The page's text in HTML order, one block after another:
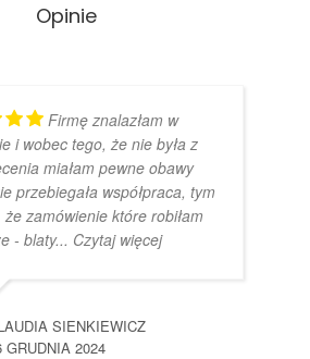
Opinie
Firmę znalazłam w
i wobec tego, że nie była z
miałam pewne obawy
przebiegała współpraca, tym
zamówienie które robiłam
- blaty... Czytaj więcej
SIENKIEWICZ
GRUDNIA 2024